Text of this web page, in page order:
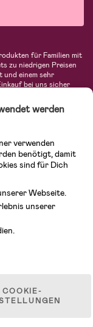
für Familien mit
zu niedrigen Preisen
und einem sehr
bei uns sicher
und eine Menge
Babyprodukte und
wie Britax, Maxi-
Schau Dich um in
Willkommen!
werden
verwenden
benötigt, damit
sind für Dich
Webseite.
unserer
COOKIE-